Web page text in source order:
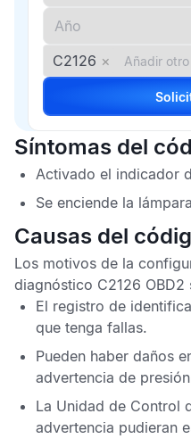
C2126 ×
Síntomas del
Activado el indicador
Se enciende la
Causas del
Los motivos de la
diagnóstico C2126 OBD2
El registro de
que tenga fallas.
Pueden haber daños
advertencia de
La Unidad de Control
advertencia pudieran